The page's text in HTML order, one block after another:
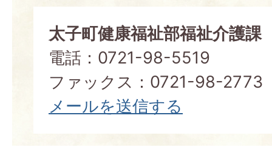
太子町健康福祉部福祉介護課
電話：0721-98-5519
ファックス：0721-98-2773
メールを送信する